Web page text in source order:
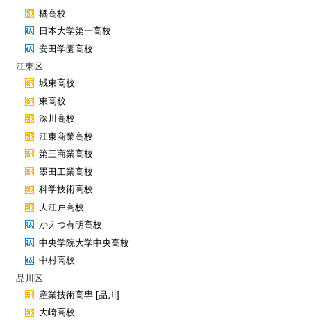
橘高校
日本大学第一高校
安田学園高校
江東区
城東高校
東高校
深川高校
江東商業高校
第三商業高校
墨田工業高校
科学技術高校
大江戸高校
かえつ有明高校
中央学院大学中央高校
中村高校
品川区
産業技術高専 [品川]
大崎高校